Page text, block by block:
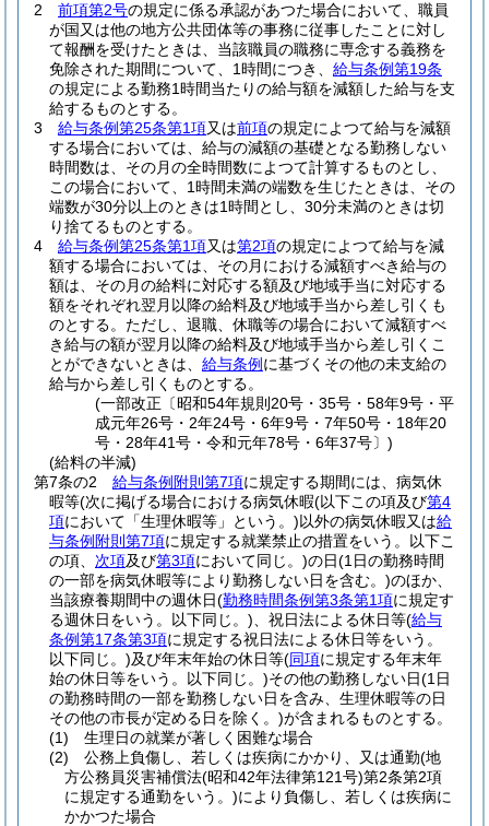
2
前項第2号の規定に係る承認があつた場合において、職員
が国又は他の地方公共団体等の事務に従事したことに対し
て報酬を受けたときは、当該職員の職務に専念する義務を
免除された期間について、1時間につき、 給与条例第19条
の規定による勤務1時間当たりの給与額を減額した給与を支
給するものとする。
3
給与条例第25条第1項又は前項の規定によつて給与を減額
する場合においては、給与の減額の基礎となる勤務しない
時間数は、その月の全時間数によつて計算するものとし、
この場合において、1時間未満の端数を生じたときは、その
端数が30分以上のときは1時間とし、30分未満のときは切
り捨てるものとする。
4
給与条例第25条第1項又は第2項の規定によつて給与を減
額する場合においては、その月における減額すべき給与の
額は、その月の給料に対応する額及び地域手当に対応する
額をそれぞれ翌月以降の給料及び地域手当から差し引くも
のとする。 ただし、退職、休職等の場合において減額すべ
き給与の額が翌月以降の給料及び地域手当から差し引くこ
とができないときは、 給与条例 に基づくその他の未支給の
給与から差し引くものとする。
(一部改正〔昭和54年規則20号・35号・58年9号・平
成元年26号・2年24号・6年9号・7年50号・18年20
号・28年41号・令和元年78号・6年37号〕)
(給料の半減)
第7条の2
給与条例附則第7項に規定する期間には、病気休
暇等(次に掲げる場合における病気休暇(以下この項及び第4
項において「生理休暇等」という。)以外の病気休暇又は給
与条例附則第7項に規定する就業禁止の措置をいう。以下こ
の項、 次項及び第3項において同じ。)の日(1日の勤務時間
の一部を病気休暇等により勤務しない日を含む。)のほか、
当該療養期間中の週休日(勤務時間条例第3条第1項に規定す
る週休日をいう。以下同じ。) 、祝日法による休日等(給与
条例第17条第3項に規定する祝日法による休日等をいう。
以下同じ。)及び年末年始の休日等(同項に規定する年末年
始の休日等をいう。以下同じ。)その他の勤務しない日(1日
の勤務時間の一部を勤務しない日を含み、生理休暇等の日
その他の市長が定める日を除く。)が含まれるものとする。
(1)
生理日の就業が著しく困難な場合
(2)
公務上負傷し、若しくは疾病にかかり、又は通勤(地
方公務員災害補償法(昭和42年法律第121号)第2条第2項
に規定する通勤をいう。)により負傷し、若しくは疾病に
かかつた場合